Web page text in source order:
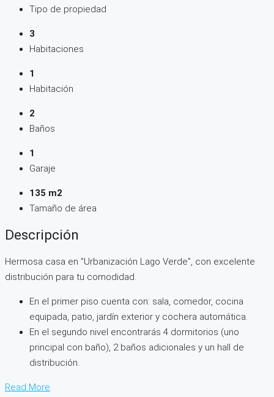
Tipo de propiedad
3
Habitaciones
1
Habitación
2
Baños
1
Garaje
135 m2
Tamaño de área
Descripción
Hermosa casa en ”Urbanización Lago Verde”, con excelente
distribución para tu comodidad.
En el primer piso cuenta con: sala, comedor, cocina
equipada, patio, jardín exterior y cochera automática.
En el segundo nivel encontrarás 4 dormitorios (uno
principal con baño), 2 baños adicionales y un hall de
distribución.
Read More